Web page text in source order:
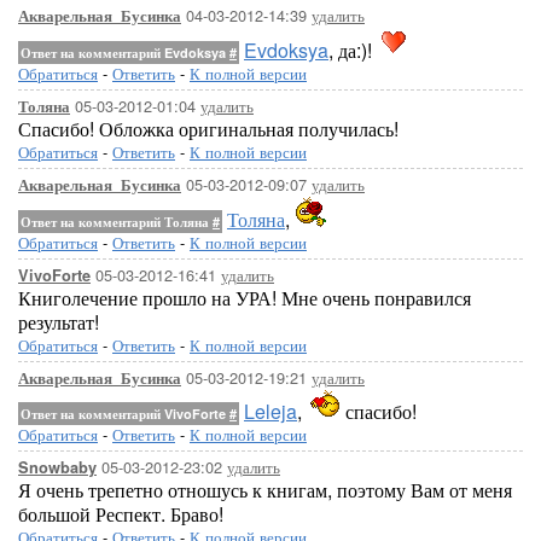
Акварельная_Бусинка 04-03-2012-14:39 удалить
Ответ на комментарий Evdoksya # Evdoksya, да:)!
Обратиться - Ответить - К полной версии
Толяна 05-03-2012-01:04 удалить
Спасибо! Обложка оригинальная получилась!
Обратиться - Ответить - К полной версии
Акварельная_Бусинка 05-03-2012-09:07 удалить
Ответ на комментарий Толяна # Толяна,
Обратиться - Ответить - К полной версии
VivoForte 05-03-2012-16:41 удалить
Книголечение прошло на УРА! Мне очень понравился
результат!
Обратиться - Ответить - К полной версии
Акварельная_Бусинка 05-03-2012-19:21 удалить
Ответ на комментарий VivoForte # Leleja, спасибо!
Обратиться - Ответить - К полной версии
Snowbaby 05-03-2012-23:02 удалить
Я очень трепетно отношусь к книгам, поэтому Вам от меня
большой Респект. Браво!